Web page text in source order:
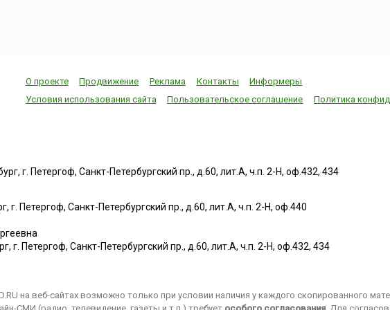
О проекте Продвижение Реклама Контакты
Информеры
Условия использования сайта
Пользовательское соглашение Политика
г. Петергоф, Санкт-Петербургский пр., д.60, лит.А, ч.п. 2-Н, оф.432, 434
г. Петергоф, Санкт-Петербургский пр., д.60, лит.А, ч.п. 2-Н, оф.440
г. Петергоф,Санкт-Петербургский пр., д.60, лит.А, ч.п. 2-Н, оф.432, 434
на веб-сайтах возможно только при условии наличия у каждого скопированного